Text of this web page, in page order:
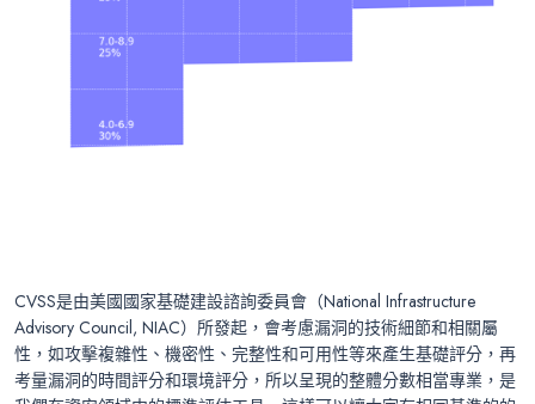
CVSS是由美國國家基礎建設諮詢委員會（National Infrastructure
Advisory Council, NIAC）所發起，會考慮漏洞的技術細節和相關屬
性，如攻擊複雜性、機密性、完整性和可用性等來產生基礎評分，再
考量漏洞的時間評分和環境評分，所以呈現的整體分數相當專業，是